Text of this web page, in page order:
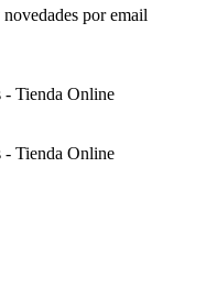
por email